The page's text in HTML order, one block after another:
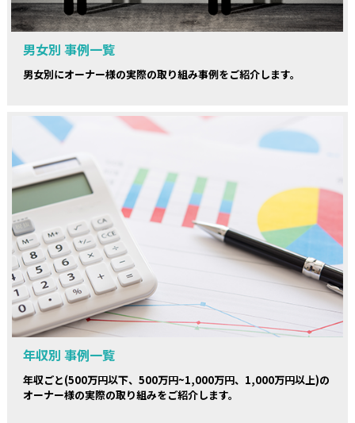
男女別 事例一覧
男女別にオーナー様の実際の取り組み事例をご紹介します。
年収別 事例一覧
年収ごと(500万円以下、500万円~1,000万円、1,000万円以上)の
オーナー様の実際の取り組みをご紹介します。